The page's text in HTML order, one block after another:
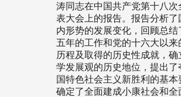
涛同志在中国共产党第十八次
表大会上的报告。报告分析了
内形势的发展变化，回顾总结
五年的工作和党的十六大以来
历程及取得的历史性成就，确
学发展观的历史地位，提出了
国特色社会主义新胜利的基本
确定了全面建成小康社会和全